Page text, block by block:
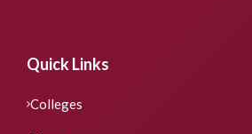
Quick Links
Colleges